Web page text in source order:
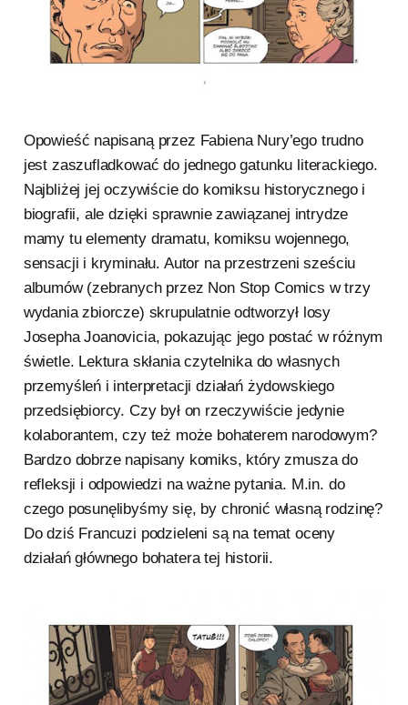
Opowieść napisaną przez Fabiena Nury’ego trudno
jest zaszufladkować do jednego gatunku literackiego.
Najbliżej jej oczywiście do komiksu historycznego i
biografii, ale dzięki sprawnie zawiązanej intrydze
mamy tu elementy dramatu, komiksu wojennego,
sensacji i kryminału. Autor na przestrzeni sześciu
albumów (zebranych przez Non Stop Comics w trzy
wydania zbiorcze) skrupulatnie odtworzył losy
Josepha Joanovicia, pokazując jego postać w różnym
świetle. Lektura skłania czytelnika do własnych
przemyśleń i interpretacji działań żydowskiego
przedsiębiorcy. Czy był on rzeczywiście jedynie
kolaborantem, czy też może bohaterem narodowym?
Bardzo dobrze napisany komiks, który zmusza do
refleksji i odpowiedzi na ważne pytania. M.in. do
czego posunęlibyśmy się, by chronić własną rodzinę?
Do dziś Francuzi podzieleni są na temat oceny
działań głównego bohatera tej historii.